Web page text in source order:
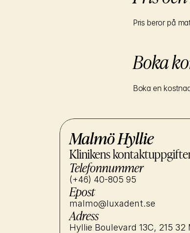
Pris beror på
Boka
Boka en
Malmö Hyllie
Klinikens
Telefonnummer
(+46) 40-805 95
Epost
malmo@luxadent.se
Adress
Hyllie Boulevard 13C, 215 32